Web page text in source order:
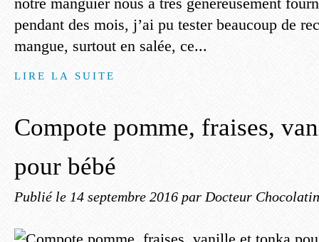
pendant des mois, j’ai pu tester beaucoup de
mangue, surtout en salée, ce...
LIRE LA SUITE
Compote pomme, fraises,
pour bébé
Publié le 14 septembre 2016 par Docteur